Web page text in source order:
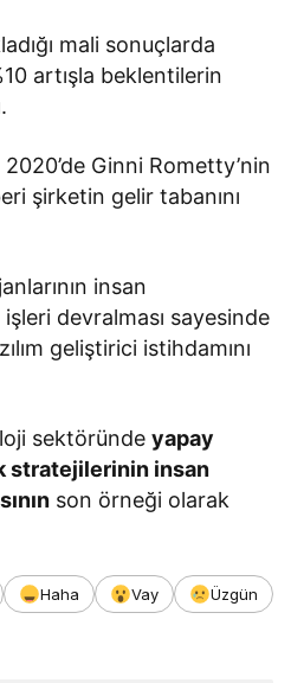
mali sonuçlarda
artışla beklentilerin
Ginni Rometty’nin
şirketin gelir tabanını
insan
devralması sayesinde
geliştirici istihdamını
sektöründeyapay
stratejilerinin insan
son örneği olarak
Haha Vay
Üzgün